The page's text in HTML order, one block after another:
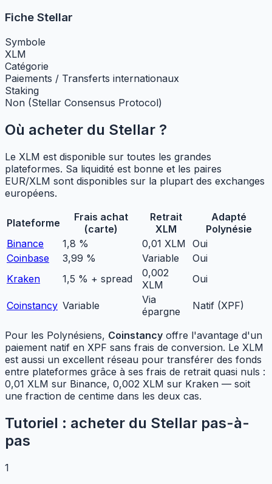
Fiche Stellar
Symbole
XLM
Catégorie
Paiements / Transferts internationaux
Staking
Non (Stellar Consensus Protocol)
Où acheter du Stellar ?
Le XLM est disponible sur toutes les grandes
plateformes. Sa liquidité est bonne et les paires
EUR/XLM sont disponibles sur la plupart des exchanges
européens.
Plateforme
Frais achat
(carte)
Retrait
XLM
Adapté
Polynésie
Binance
1,8 % 0,01 XLM Oui
Coinbase
3,99 % Variable
Oui
Kraken
1,5 % + spread
0,002
XLM
Oui
Coinstancy Variable
Via
épargne
Natif (XPF)
Pour les Polynésiens, Coinstancy offre l'avantage d'un
paiement natif en XPF sans frais de conversion. Le XLM
est aussi un excellent réseau pour transférer des fonds
entre plateformes grâce à ses frais de retrait quasi nuls :
0,01 XLM sur Binance, 0,002 XLM sur Kraken — soit
une fraction de centime dans les deux cas.
Tutoriel : acheter du Stellar pas-à-
pas
1